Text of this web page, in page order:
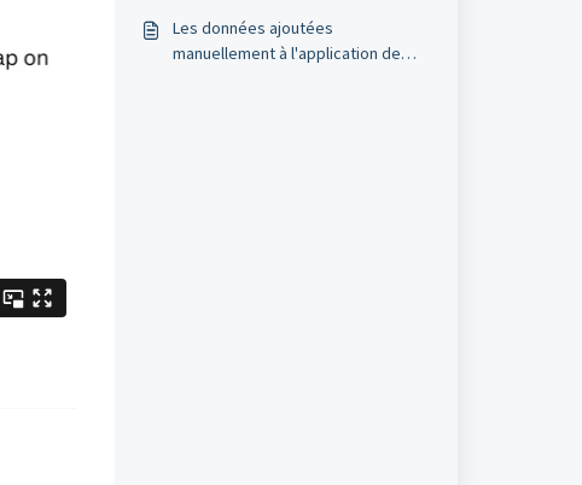
​Les données ajoutées
manuellement à l'application de